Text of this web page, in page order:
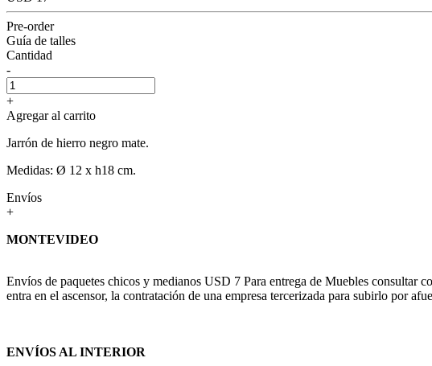
Pre-order
Guía de talles
Cantidad
-
+
Agregar al carrito
Jarrón de hierro negro mate.
Medidas: Ø 12 x h18 cm.
Envíos
+
MONTEVIDEO
Envíos de paquetes chicos y medianos USD 7 Para entrega de Muebles consultar
entra en el ascensor, la contratación de una empresa tercerizada para subirlo por
ENVÍOS AL INTERIOR